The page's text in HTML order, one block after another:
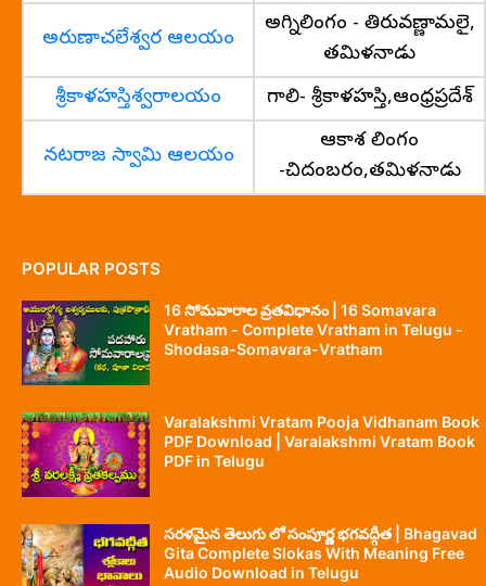
అరుణాచలేశ్వర ఆలయం
అగ్నిలింగం - తిరువణ్ణామలై,
తమిళనాడు
శ్రీకాళహస్తిశ్వరాలయం
గాలి- శ్రీకాళహస్తి,ఆంధ్రప్రదేశ్
నటరాజ స్వామి ఆలయం
ఆకాశ లింగం
-చిదంబరం,తమిళనాడు
POPULAR POSTS
16 సోమవారాల వ్రతవిధానం | 16 Somavara
Vratham - Complete Vratham in Telugu -
Shodasa-Somavara-Vratham
Varalakshmi Vratam Pooja Vidhanam Book
PDF Download | Varalakshmi Vratam Book
PDF in Telugu
సరళమైన తెలుగు లో సంపూర్ణ భగవద్గీత | Bhagavad
Gita Complete Slokas With Meaning Free
Audio Download in Telugu